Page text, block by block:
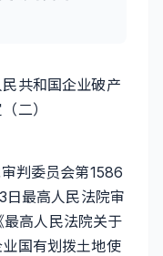
共和国企业破产
二）
判委员会第1586
日最高人民法院审
高人民法院关于
国有划拨土地使